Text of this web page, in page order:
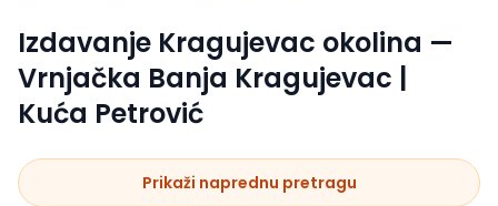
Izdavanje Kragujevac okolina —
Vrnjačka Banja Kragujevac |
Kuća Petrović
Prikaži naprednu pretragu